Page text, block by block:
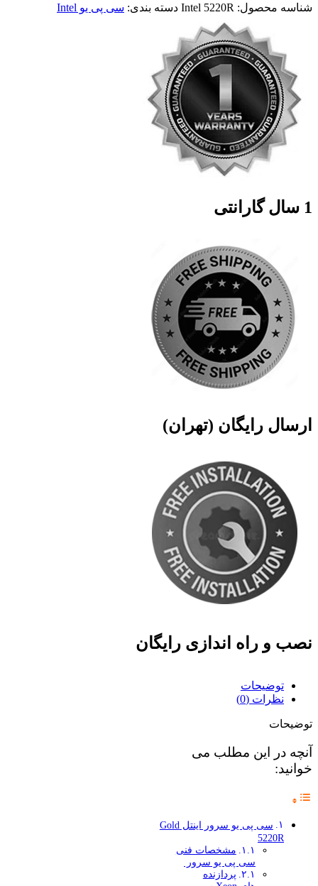
شناسه محصول: Intel 5220R دسته بندی: سی پی یو Intel
1 سال گارانتی
ارسال رایگان (تهران)
نصب و راه اندازی رایگان
توضیحات
نظرات (0)
توضیحات
آنچه در این مطلب می
خوانید:
سی پی یو سرور اینتل Gold
5220R
مشخصات فنی
سی پی یو سرور
پردازنده